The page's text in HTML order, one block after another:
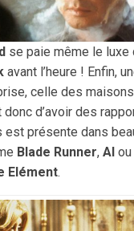
se paie même le luxe
avant l’heure ! Enfin,
celle des
donc d’avoir des
présente dans
Blade Runner, AI
Elément.